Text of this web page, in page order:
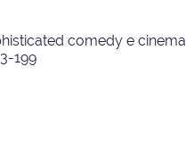
comedy e cinema
199